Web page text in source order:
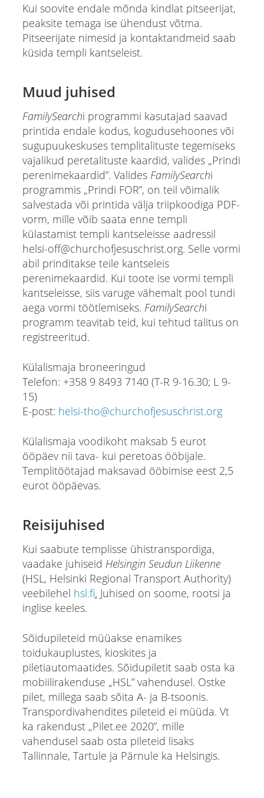
Kui soovite endale mõnda kindlat pitseerijat,
peaksite temaga ise ühendust võtma.
Pitseerijate nimesid ja kontaktandmeid saab
küsida templi kantseleist.
Muud juhised
FamilySearchi programmi kasutajad saavad
printida endale kodus, kogudusehoones või
sugupuukeskuses templitalituste tegemiseks
vajalikud peretalituste kaardid, valides „Prindi
perenimekaardid”. Valides FamilySearchi
programmis „Prindi FOR”, on teil võimalik
salvestada või printida välja triipkoodiga PDF-
vorm, mille võib saata enne templi
külastamist templi kantseleisse aadressil
helsi-off@churchofjesuschrist.org. Selle vormi
abil prinditakse teile kantseleis
perenimekaardid. Kui toote ise vormi templi
kantseleisse, siis varuge vähemalt pool tundi
aega vormi töötlemiseks. FamilySearchi
programm teavitab teid, kui tehtud talitus on
registreeritud.
Külalismaja broneeringud
Telefon: +358 9 8493 7140 (T-R 9-16.30; L 9-
15)
E-post: helsi-tho@churchofjesuschrist.org
Külalismaja voodikoht maksab 5 eurot
ööpäev nii tava- kui peretoas ööbijale.
Templitöötajad maksavad ööbimise eest 2,5
eurot ööpäevas.
Reisijuhised
Kui saabute templisse ühistranspordiga,
vaadake juhiseid Helsingin Seudun Liikenne
(HSL, Helsinki Regional Transport Authority)
veebilehel hsl.fi. Juhised on soome, rootsi ja
inglise keeles.
Sõidupileteid müüakse enamikes
toidukauplustes, kioskites ja
piletiautomaatides. Sõidupiletit saab osta ka
mobiilirakenduse „HSL” vahendusel. Ostke
pilet, millega saab sõita A- ja B-tsoonis.
Transpordivahendites pileteid ei müüda. Vt
ka rakendust „Pilet.ee 2020”, mille
vahendusel saab osta pileteid lisaks
Tallinnale, Tartule ja Pärnule ka Helsingis.